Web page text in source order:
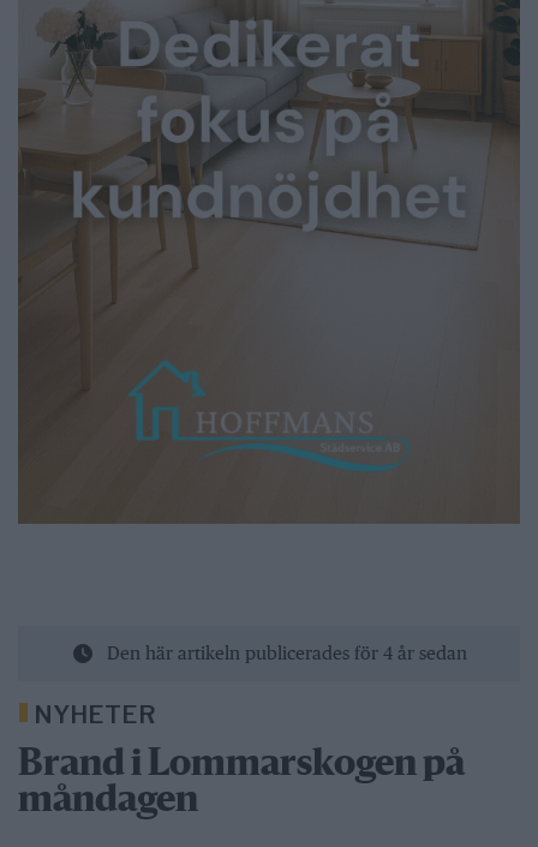
Den här artikeln publicerades för 4 år sedan
NYHETER
Brand i Lommarskogen på
måndagen